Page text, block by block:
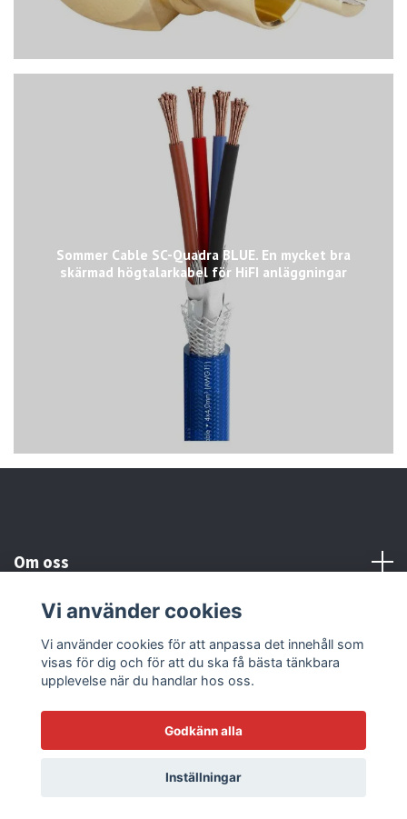
Sommer Cable SC-Quadra BLUE. En mycket bra
skärmad högtalarkabel för HiFI anläggningar
Om oss
Kundtjänst
Läs mer
© 2026 Sonicstore77Powered by Quickbutik
Vi använder cookies
Vi använder cookies för att anpassa det innehåll som
visas för dig och för att du ska få bästa tänkbara
upplevelse när du handlar hos oss.
Godkänn alla
Inställningar